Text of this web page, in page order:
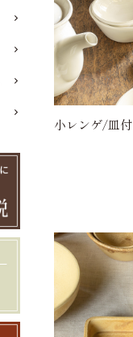
小レンゲ/皿付